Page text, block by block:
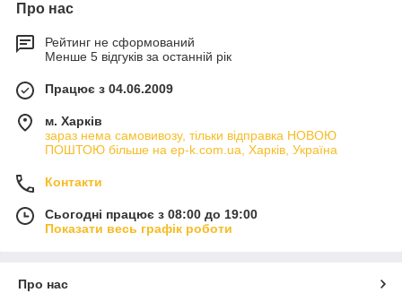
Про нас
Рейтинг не сформований
Менше 5 відгуків за останній рік
Працює з 04.06.2009
м. Харків
зараз нема самовивозу, тільки відправка НОВОЮ
ПОШТОЮ більше на ep-k.com.ua, Харків, Україна
Контакти
Сьогодні працює з 08:00 до 19:00
Показати весь графік роботи
Про нас